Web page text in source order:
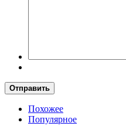
Отправить
Похожее
Популярное